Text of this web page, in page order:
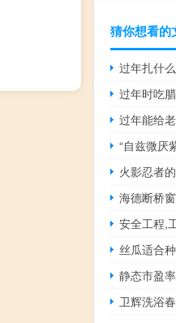
猜你想看的
过年扎什
过年时吃
过年能给
“自兹微厌
火影忍者
海德断桥
丝瓜适合
静态市盈
卫辉洗浴